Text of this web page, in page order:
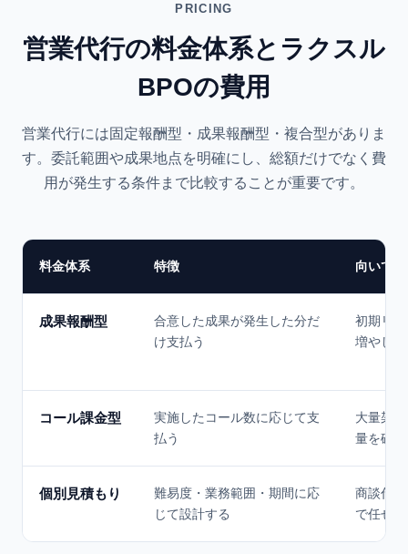
PRICING
営業代行の料金体系とラクスル
BPOの費用
営業代行には固定報酬型・成果報酬型・複合型がありま
す。委託範囲や成果地点を明確にし、総額だけでなく費
用が発生する条件まで比較することが重要です。
料金体系 特徴 向いて
成果報酬型
合意した成果が発生した分だ
け支払う
初期リ
増やし
コール課金型
実施したコール数に応じて支
払う
大量架
量を確
個別見積もり
難易度・業務範囲・期間に応
じて設計する
商談代
で任せ